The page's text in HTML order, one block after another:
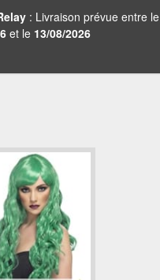
: Livraison prévue entre le
et le 13/08/2026